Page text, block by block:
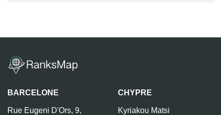
BARCELONE
Rue Eugeni D'Ors, 9,
CHYPRE
Kyriakou Matsi